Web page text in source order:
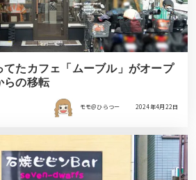
てたカフェ「ムーブル」がオープ
らの移転
モモ＠ひらつー 2024年4月22日